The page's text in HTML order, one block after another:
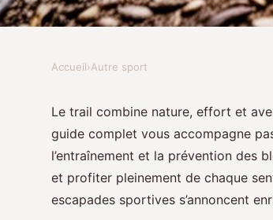
trail : vos
attendent
Accueil›Autre sport
Le trail combine nature, effort et
guide complet vous accompagne
l’entraînement et la prévention des
et profiter pleinement de chaque
escapades sportives s’annoncent